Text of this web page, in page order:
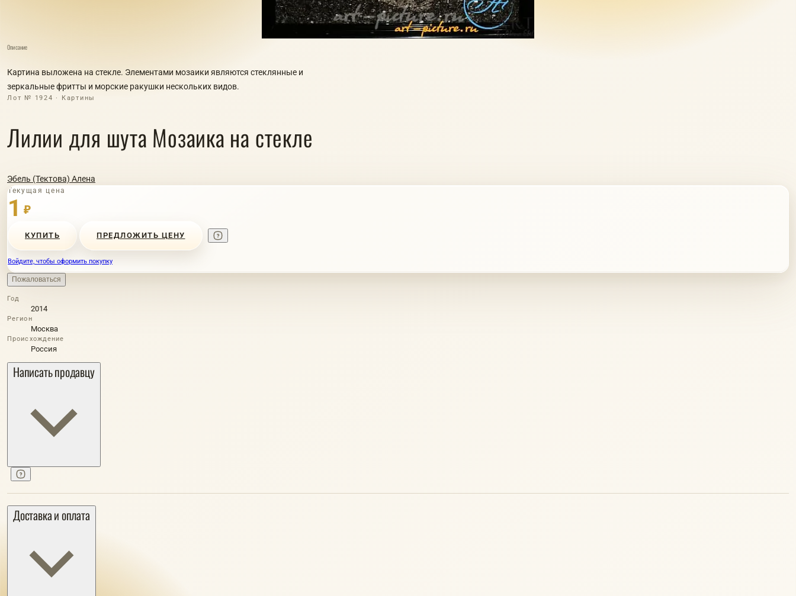
Описание
Картина выложена на стекле. Элементами мозаики являются стеклянные и
зеркальные фритты и морские ракушки нескольких видов.
Лот № 1924 · Картины
Лилии для шута Мозаика на стекле
Эбель (Тектова) Алена
Текущая цена
1 ₽
КУПИТЬ ПРЕДЛОЖИТЬ ЦЕНУ
Войдите, чтобы оформить покупку
Пожаловаться
Год
2014
Регион
Москва
Происхождение
Россия
Написать продавцу
Доставка и оплата